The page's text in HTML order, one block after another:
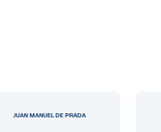
JUAN MANUEL DE PRADA